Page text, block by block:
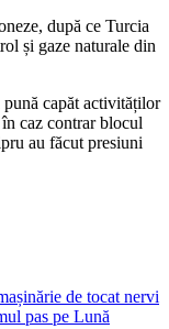
după ce Turcia
și gaze naturale din
capăt activităților
caz contrar blocul
au făcut presiuni
de tocat nervi
pas pe Lună